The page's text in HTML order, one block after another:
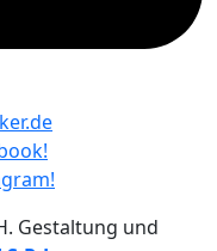
Gestaltung und